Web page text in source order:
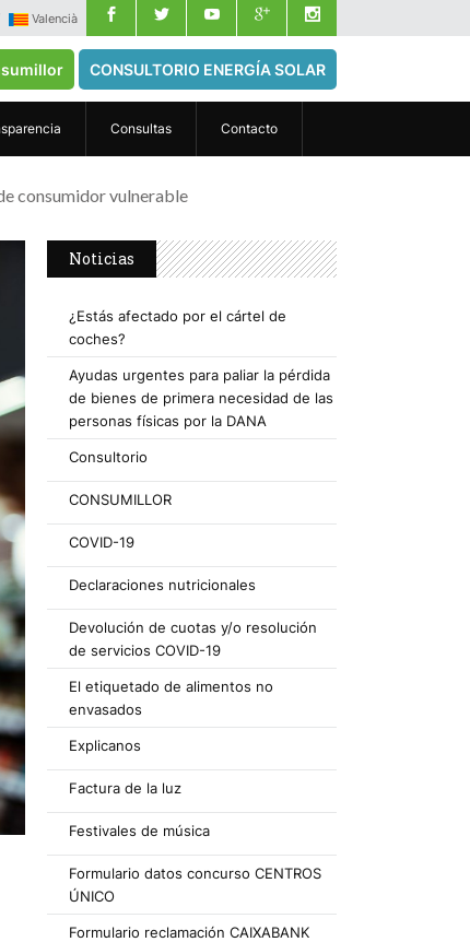
Valencià
CONSULTORIO ENERGÍA SOLAR
Consultas Contacto
consumidor vulnerable
Noticias
¿Estás afectado por el cártel de
coches?
Ayudas urgentes para paliar la pérdida
de bienes de primera necesidad de las
personas físicas por la DANA
Consultorio
CONSUMILLOR
COVID-19
Declaraciones nutricionales
Devolución de cuotas y/o resolución
de servicios COVID-19
El etiquetado de alimentos no
envasados
Explicanos
Factura de la luz
Festivales de música
Formulario datos concurso CENTROS
ÚNICO
Formulario reclamación CAIXABANK